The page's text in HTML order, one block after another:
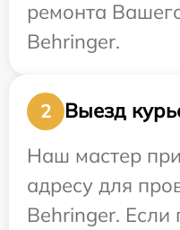
ремонта
Behringer.
2
Выезд
Наш мастер
адресу для
Behringer. Если